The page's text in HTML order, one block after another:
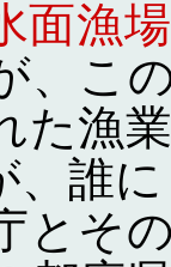
面漁
、こ
た漁
、誰
そ